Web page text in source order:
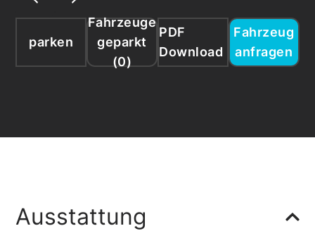
parken
Fahrzeuge
geparkt
(0)
PDF
Download
Fahrzeug
anfragen
Ausstattung